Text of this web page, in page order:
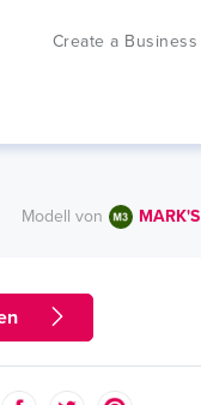
Create a Business
Modell von